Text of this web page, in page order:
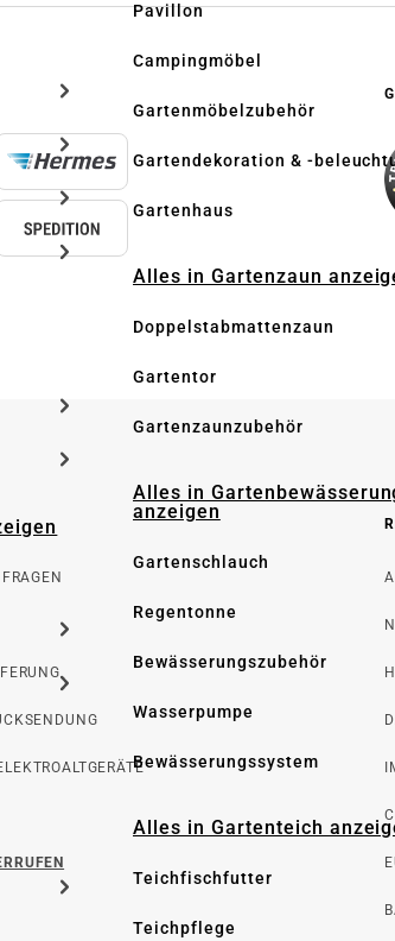
Pavillon
Campingmöbel
Gartenmöbelzubehör
Gartendekoration & -
Gartenhaus
Alles in Gartenzaun
Doppelstabmattenzaun
Gartentor
Gartenzaunzubehör
Alles in
anzeigen
Gartenschlauch
Regentonne
Bewässerungszubehör
Wasserpumpe
Bewässerungssystem
Alles in Gartenteich
Teichfischfutter
Teichpflege